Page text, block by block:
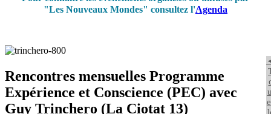
"Les Nouveaux Mondes" consultez l'Agenda
Rencontres mensuelles Programme
Expérience et Conscience (PEC) avec
Guy Trinchero (La Ciotat 13)